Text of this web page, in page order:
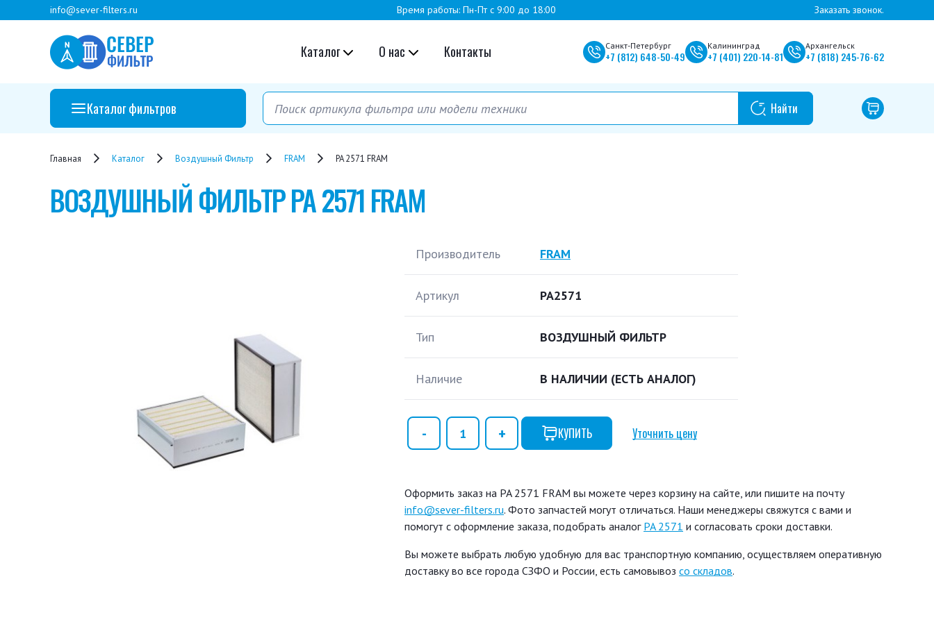
info@sever-filters.ru Время работы: Пн-Пт с 9:00 до 18:00 Заказать звонок.
Каталог О нас Контакты Санкт-Петербург
+7 (812) 648-50-49
Калининград
+7 (401) 220-14-81
Архангельск
+7 (818) 245-76-62
Каталог фильтров
Главная Каталог Воздушный Фильтр FRAM PA 2571 FRAM
ВОЗДУШНЫЙ ФИЛЬТРPA 2571 FRAM
Производитель FRAM
Артикул PA2571
Тип ВОЗДУШНЫЙ ФИЛЬТР
Наличие В НАЛИЧИИ (ЕСТЬ АНАЛОГ)
КУПИТЬ Уточнить цену
Оформить заказ на PA 2571 FRAM вы можете через корзину на сайте, или пишите на почту
info@sever-filters.ru. Фото запчастей могут отличаться. Наши менеджеры свяжутся с вами и
помогут с оформление заказа, подобрать аналог PA 2571 и согласовать сроки доставки.
Вы можете выбрать любую удобную для вас транспортную компанию, осуществляем оперативную
доставку во все города СЗФО и России, есть самовывоз со складов.